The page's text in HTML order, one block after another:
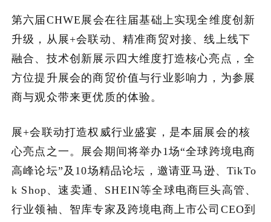
第六届CHWE展会在往届基础上实现全维度创新
升级，从展+会联动、精准商贸对接、线上线下
融合、技术创新展示四大维度打造核心亮点，全
方位提升展会的商贸价值与行业影响力，为参展
商与观众带来更优质的体验。
展+会联动打造权威行业盛宴，是本届展会的核
心亮点之一。展会期间将举办1场“全球跨境电商
高峰论坛”及10场精品论坛，邀请亚马逊、TikTo
k Shop、速卖通、SHEIN等全球电商巨头高管、
行业领袖、智库专家及跨境电商上市公司CEO到